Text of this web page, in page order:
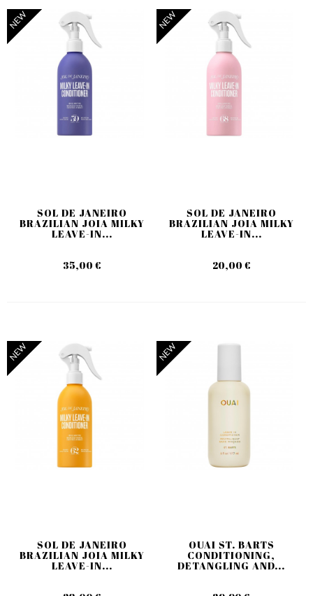
NEW
SOL DE JANEIRO
BRAZILIAN JOIA MILKY
LEAVE-IN...
35,00 €
NEW
SOL DE JANEIRO
BRAZILIAN JOIA MILKY
LEAVE-IN...
20,00 €
NEW
SOL DE JANEIRO
BRAZILIAN JOIA MILKY
LEAVE-IN...
NEW
OUAI ST. BARTS
CONDITIONING,
DETANGLING AND...